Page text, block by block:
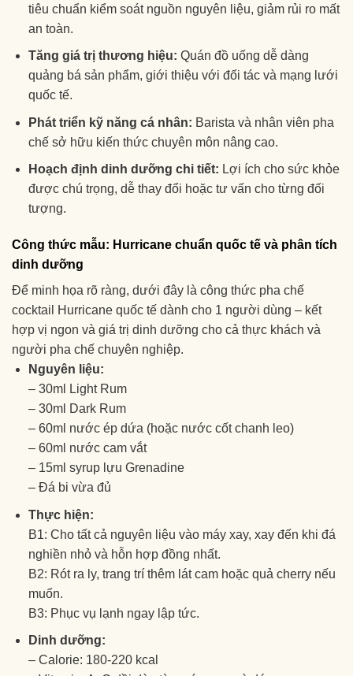
tiêu chuẩn kiểm soát nguồn nguyên liệu, giảm rủi ro mất
an toàn.
Tăng giá trị thương hiệu: Quán đồ uống dễ dàng
quảng bá sản phẩm, giới thiệu với đối tác và mạng lưới
quốc tế.
Phát triển kỹ năng cá nhân: Barista và nhân viên pha
chế sở hữu kiến thức chuyên môn nâng cao.
Hoạch định dinh dưỡng chi tiết: Lợi ích cho sức khỏe
được chú trọng, dễ thay đổi hoặc tư vấn cho từng đối
tượng.
Công thức mẫu: Hurricane chuẩn quốc tế và phân tích
dinh dưỡng
Để minh họa rõ ràng, dưới đây là công thức pha chế
cocktail Hurricane quốc tế dành cho 1 người dùng – kết
hợp vị ngon và giá trị dinh dưỡng cho cả thực khách và
người pha chế chuyên nghiệp.
Nguyên liệu:
– 30ml Light Rum
– 30ml Dark Rum
– 60ml nước ép dứa (hoặc nước cốt chanh leo)
– 60ml nước cam vắt
– 15ml syrup lựu Grenadine
– Đá bi vừa đủ
Thực hiện:
B1: Cho tất cả nguyên liệu vào máy xay, xay đến khi đá
nghiền nhỏ và hỗn hợp đồng nhất.
B2: Rót ra ly, trang trí thêm lát cam hoặc quả cherry nếu
muốn.
B3: Phục vụ lạnh ngay lập tức.
Dinh dưỡng:
– Calorie: 180-220 kcal